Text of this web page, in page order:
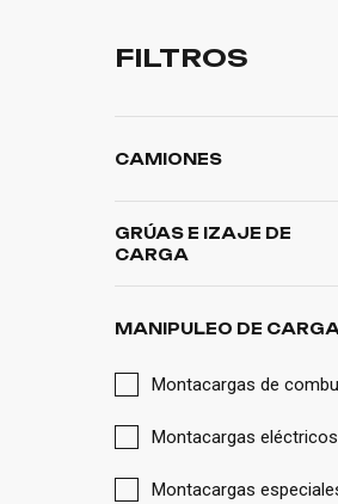
FILTROS
CAMIONES
Volquete
Chasis
Chasis para grúa
Cisterna
Hormigonera
GRÚAS E IZAJE DE
CARGA
MANIPULEO DE CARGA
Montacargas de
Montacargas eléctricos
Montacargas